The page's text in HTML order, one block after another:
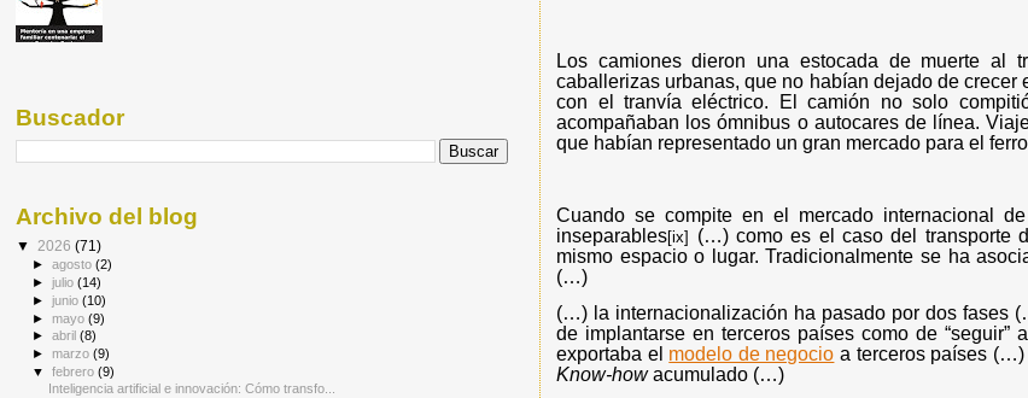
Los camiones dieron una estocada de muerte al
caballerizas urbanas, que no habían dejado de
con el tranvía eléctrico. El camión no solo
acompañaban los ómnibus o autocares de línea.
que habían representado un gran mercado para el
Cuando se compite en el mercado internacional
inseparables[ix]
(…) como es el caso del transporte
mismo espacio o lugar. Tradicionalmente se ha
(…)
(…) la internacionalización ha pasado por dos fases
de implantarse en terceros países como de
exportaba el modelo de negocio a terceros países (…)
Know-howacumulado (…)
Buscador
Archivo del blog
▼ 2026 (71)
►agosto(2)
►julio(14)
►junio(10)
► mayo(9)
►abril(8)
► marzo(9)
▼febrero(9)
Inteligencia artificial e innovación: Cómo transfo...